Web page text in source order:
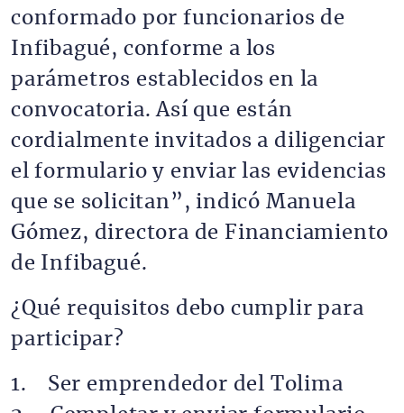
conformado por funcionarios de
Infibagué, conforme a los
parámetros establecidos en la
convocatoria. Así que están
cordialmente invitados a diligenciar
el formulario y enviar las evidencias
que se solicitan”, indicó Manuela
Gómez, directora de Financiamiento
de Infibagué.
¿Qué requisitos debo cumplir para
participar?
1. Ser emprendedor del Tolima